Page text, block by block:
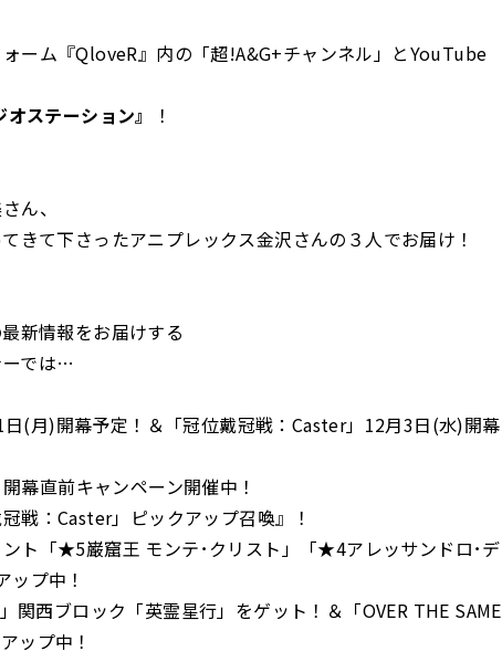
ーム『QloveR』内の「超!A&G+チャンネル」とYouTube
ステーション』
！
ん、
きて下さったアニプレックス金沢さんの３人でお届け！
新情報をお届けする
では…
(月)開幕予定！＆「冠位戴冠戦：Caster」12月3日(水)開幕
幕直前キャンペーン開催中！
戦：Caster」ピックアップ召喚』！
ト「★5巌窟王 モンテ･クリスト」「★4アレッサンドロ･デ
ップ中！
関西ブロック「英霊星行」をゲット！＆「OVER THE SAME
ップ中！